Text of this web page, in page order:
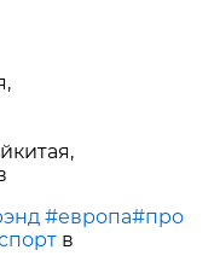
#европа#про
в